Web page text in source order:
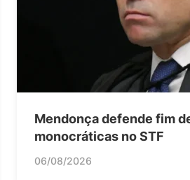
Mendonça defende fim
monocráticas no STF
06/08/2026